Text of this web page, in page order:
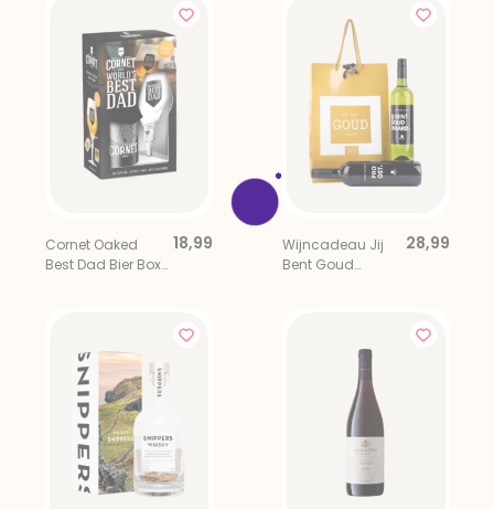
Cornet Oaked
Best Dad Bier Box
18,99
Wijncadeau Jij
Bent Goud
28,99